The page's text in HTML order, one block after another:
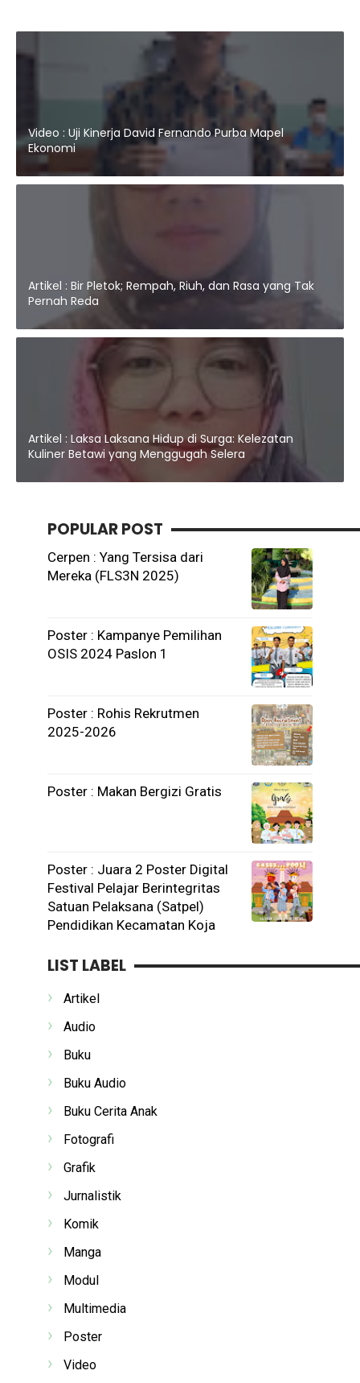
Video : Uji Kinerja David Fernando Purba Mapel
Ekonomi
Artikel : Bir Pletok; Rempah, Riuh, dan Rasa yang Tak
Pernah Reda
Artikel : Laksa Laksana Hidup di Surga: Kelezatan
Kuliner Betawi yang Menggugah Selera
POPULAR POST
Cerpen : Yang Tersisa dari
Mereka (FLS3N 2025)
Poster : Kampanye Pemilihan
OSIS 2024 Paslon 1
Poster : Rohis Rekrutmen
2025-2026
Poster : Makan Bergizi Gratis
Poster : Juara 2 Poster Digital
Festival Pelajar Berintegritas
Satuan Pelaksana (Satpel)
Pendidikan Kecamatan Koja
LIST LABEL
Artikel
Audio
Buku
Buku Audio
Buku Cerita Anak
Fotografi
Grafik
Jurnalistik
Komik
Manga
Modul
Multimedia
Poster
Video